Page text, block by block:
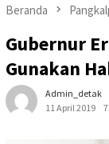
Beranda
Gubernur
Gunakan
Admin_detak
11 April 2019